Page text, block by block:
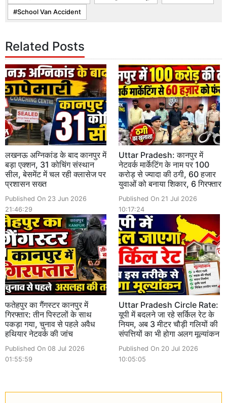
School Van Accident
Related Posts
लखनऊ अग्निकांड के बाद कानपुर में
बड़ा एक्शन, 31 कोचिंग संस्थान
सील, बेसमेंट में चल रही क्लासेज पर
प्रशासन सख्त
Published On 23 Jun 2026
21:46:29
Uttar Pradesh: कानपुर में
नेटवर्क मार्केटिंग के नाम पर 100
करोड़ से ज्यादा की ठगी, 60 हजार
युवाओं को बनाया शिकार, 6 गिरफ्तार
Published On 21 Jul 2026
10:17:24
फतेहपुर का गैंगस्टर कानपुर में
गिरफ्तार: तीन पिस्टलों के साथ
पकड़ा गया, चुनाव से पहले अवैध
हथियार नेटवर्क की जांच
Published On 08 Jul 2026
01:55:59
Uttar Pradesh Circle Rate:
यूपी में बदलने जा रहे सर्किल रेट के
नियम, अब 3 मीटर चौड़ी गलियों की
संपत्तियों का भी होगा अलग मूल्यांकन
Published On 20 Jul 2026
10:05:05